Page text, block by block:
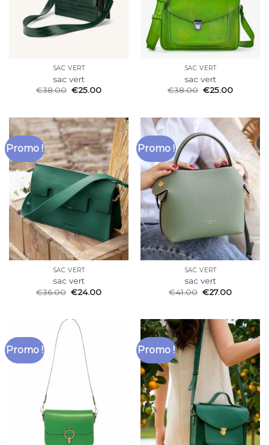
SAC VERT
sac vert
€38.00 €25.00
SAC VERT
sac vert
€38.00 €25.00
Promo !
SAC VERT
sac vert
€36.00 €24.00
Promo !
SAC VERT
sac vert
€41.00 €27.00
Promo ! Promo !